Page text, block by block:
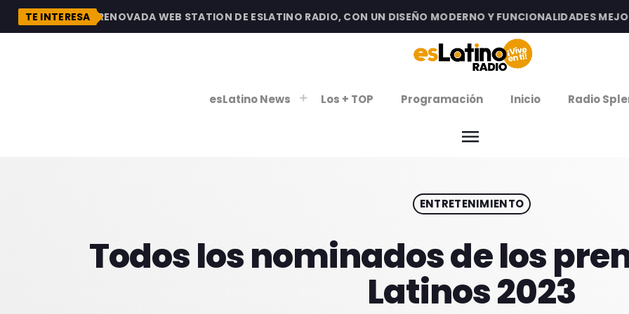
TE INTERESA
DESCUBRE LA RENOVADA WEB STATION DE ESLATINO RADIO, CON UN DISEÑO MODERNO Y FUNCIONALIDADES
esLatino News Los + TOP Programación Inicio Radio
menu
VIERNES DE ESTRENOS
PROGRAMACIÓN
ENTRETENIMIENTO
Todos los nominados de los
Latinos 2023